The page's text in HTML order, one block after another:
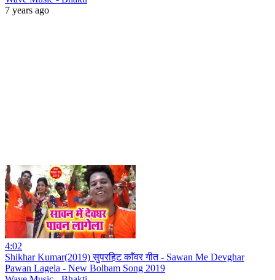
7 years ago
4:02
Shikhar Kumar(2019) सुपरहिट काँवर गीत - Sawan Me Devghar
Pawan Lagela - New Bolbam Song 2019